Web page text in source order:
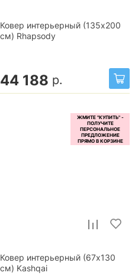
Ковер интерьерный (135x200
см) Rhapsody
44 188 р.
Ковер интерьерный (67x130
см) Kashqai